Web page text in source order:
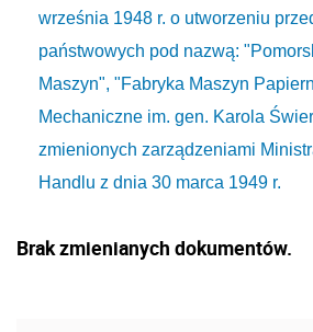
września 1948 r. o utworzeniu
państwowych pod nazwą:
Maszyn", "Fabryka Maszyn
Mechaniczne im. gen. Karola
zmienionych zarządzeniami
Handlu z dnia 30 marca 1949 r.
Brak zmienianych dokumentów.